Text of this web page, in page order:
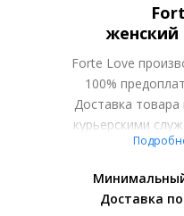
женский
Forte Love
100%
Доставка товара
курьерскими
со склада в
Оплата
сайте
Доставка